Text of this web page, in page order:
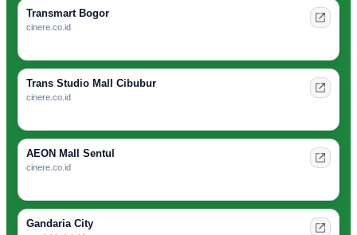
Transmart Bogor
cinere.co.id
Trans Studio Mall Cibubur
cinere.co.id
AEON Mall Sentul
cinere.co.id
Gandaria City